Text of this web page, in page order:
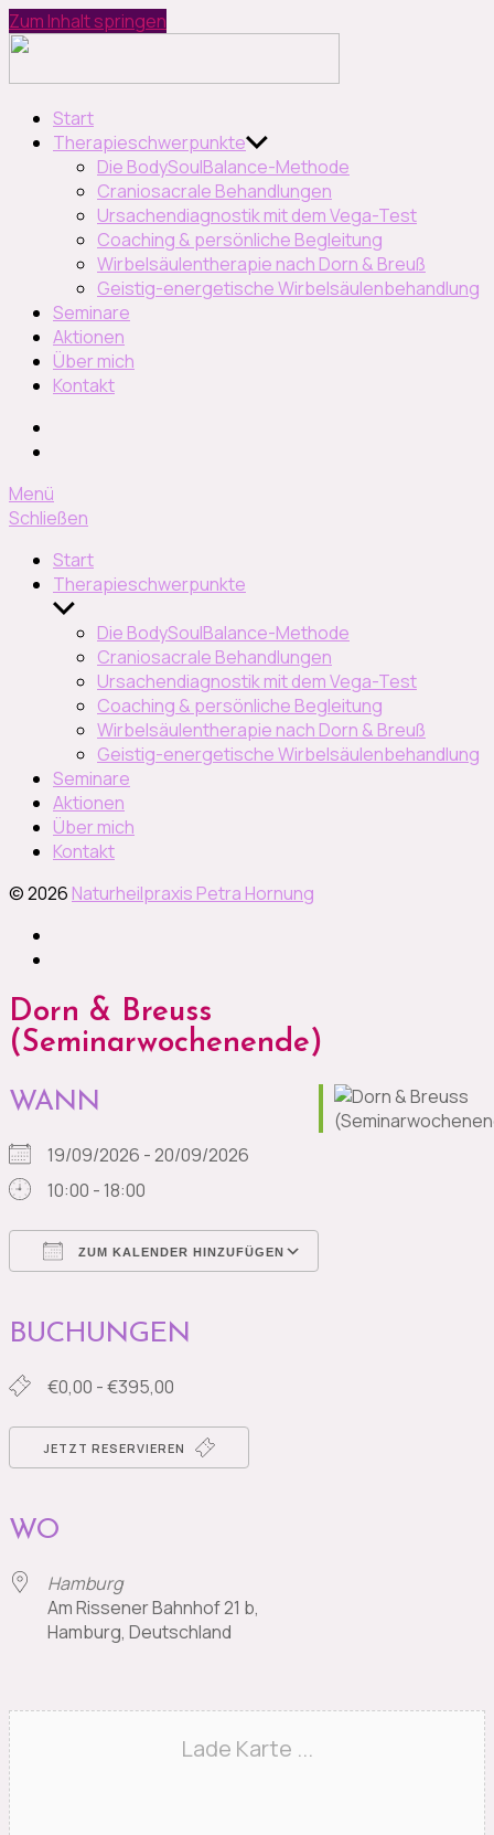
Zum Inhalt springen
Start
Therapieschwerpunkte
Die BodySoulBalance-Methode
Craniosacrale Behandlungen
Ursachendiagnostik mit dem Vega-Test
Coaching & persönliche Begleitung
Wirbelsäulentherapie nach Dorn & Breuß
Geistig-energetische Wirbelsäulenbehandlung
Seminare
Aktionen
Über mich
Kontakt
Menü
Schließen
Start
Therapieschwerpunkte
Untermenü
anzeigenDie BodySoulBalance-Methode
Craniosacrale Behandlungen
Ursachendiagnostik mit dem Vega-Test
Coaching & persönliche Begleitung
Wirbelsäulentherapie nach Dorn & Breuß
Geistig-energetische Wirbelsäulenbehandlung
Seminare
Aktionen
Über mich
Kontakt
© 2026 Naturheilpraxis Petra Hornung
Dorn & Breuss
(Seminarwochenende)
WANN
19/09/2026 - 20/09/2026
10:00 - 18:00
ZUM KALENDER HINZUFÜGEN
BUCHUNGEN
€0,00 - €395,00
JETZT RESERVIEREN
WO
Hamburg
Am Rissener Bahnhof 21 b,
Hamburg, Deutschland
Lade Karte ...